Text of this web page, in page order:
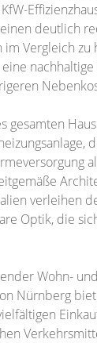
deutlich
im Vergleich
gesamten
verleihen
Optik, die
Wohn-
Nürnberg